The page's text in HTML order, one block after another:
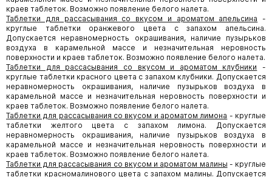
краев таблеток. Возможно появление белого налета.
Таблетки для рассасывания со вкусом и ароматом апельсина -
круглые таблетки оранжевого цвета с запахом апельсина.
Допускается неравномерность окрашивания, наличие пузырьков
воздуха в карамельной массе и незначительная неровность
поверхности и краев таблеток. Возможно появление белого налета.
Таблетки для рассасывания со вкусом и ароматом клубники -
круглые таблетки красного цвета с запахом клубники. Допускается
неравномерность окрашивания, наличие пузырьков воздуха в
карамельной массе и незначительная неровность поверхности и
краев таблеток. Возможно появление белого налета.
Таблетки для рассасывания со вкусом и ароматом лимона - круглые
таблетки желтого цвета с запахом лимона. Допускается
неравномерность окрашивания, наличие пузырьков воздуха в
карамельной массе и незначительная неровность поверхности и
краев таблеток. Возможно появление белого налета.
Таблетки для рассасывания со вкусом и ароматом малины - круглые
таблетки красно­малинового цвета с запахом малины. Допускается